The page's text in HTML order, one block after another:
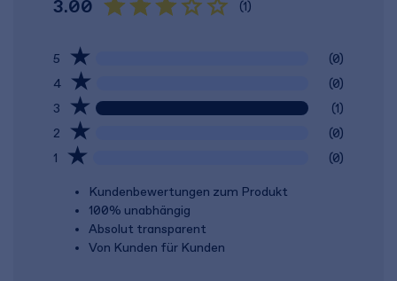
3.00 (1)
5
(0)
4
(0)
3
(1)
2
(0)
1
(0)
Kundenbewertungen zum Produkt
100% unabhängig
Absolut transparent
Von Kunden für Kunden